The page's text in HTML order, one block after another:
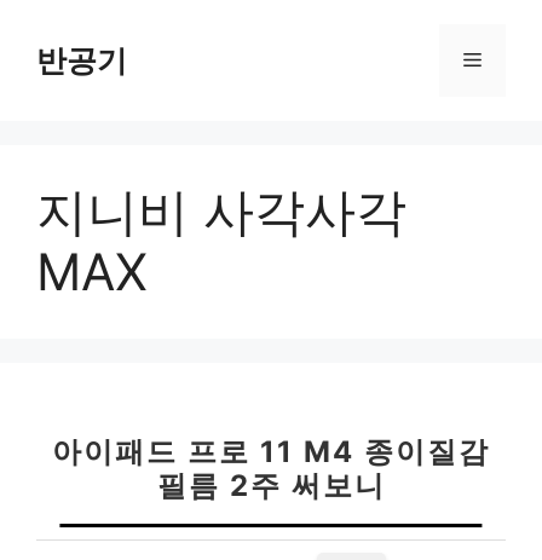
반공기 메
지니비 사각사각
MAX
아이패드 프로 11 M4 종이질감
필름 2주 써보니